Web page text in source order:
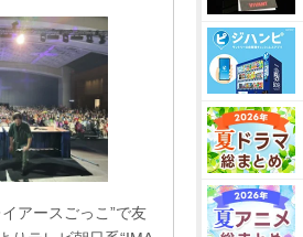
アースごっこ”で友